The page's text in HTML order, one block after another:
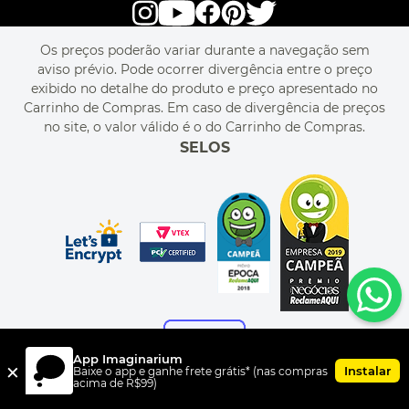
PERGUNTAS FREQUENTES
MEU CADASTRO
MEU PEDIDO
CUPONS DE DESCONTO
MAPA DO SITE
LIVELO
Os preços poderão variar durante a navegação sem
aviso prévio. Pode ocorrer divergência entre o preço
exibido no detalhe do produto e preço apresentado no
Carrinho de Compras. Em caso de divergência de preços
no site, o valor válido é o do Carrinho de Compras.
SELOS
× App Imaginarium
Baixe o app e ganhe frete grátis* (nas compras
acima de R$99)
Instalar